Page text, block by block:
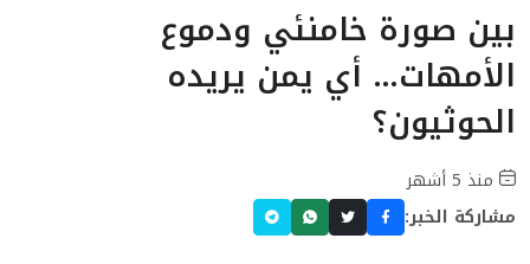
بين صورة خامنئي ودموع
الأمهات… أي يمن يريده
الحوثيون؟
منذ 5 أشهر
مشاركة الخبر: